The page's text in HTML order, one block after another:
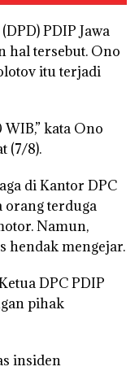
PDIP Jawa
hal tersebut. Ono
itu terjadi
kata Ono
(7/8).
di Kantor DPC
orang terduga
Namun,
hendak mengejar.
DPC PDIP
pihak
insiden